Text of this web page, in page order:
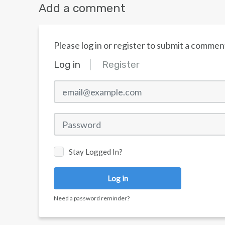
Add a comment
Please log in or register to submit a
Log in Register
email@example.com
Password
Stay Logged In?
Log in
Need a password reminder?